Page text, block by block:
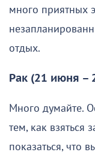
много приятных
отдых.
Рак (21 июня –
Много думайте.
тем, как взяться
показаться, что